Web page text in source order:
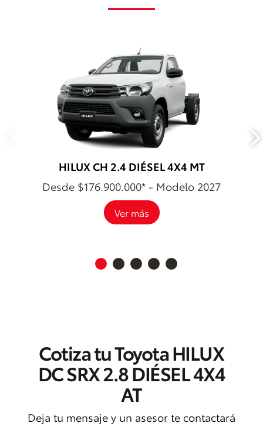
HILUX CH 2.4 DIÉSEL 4X4 MT
Desde $176.900.000* - Modelo 2027
Ver más
Cotiza tu Toyota HILUX
DC SRX 2.8 DIÉSEL 4X4
AT
Deja tu mensaje y un asesor te contactará